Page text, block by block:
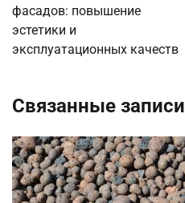
записям
фасадов: повышение
эстетики и
эксплуатационных качеств
Связанные записи